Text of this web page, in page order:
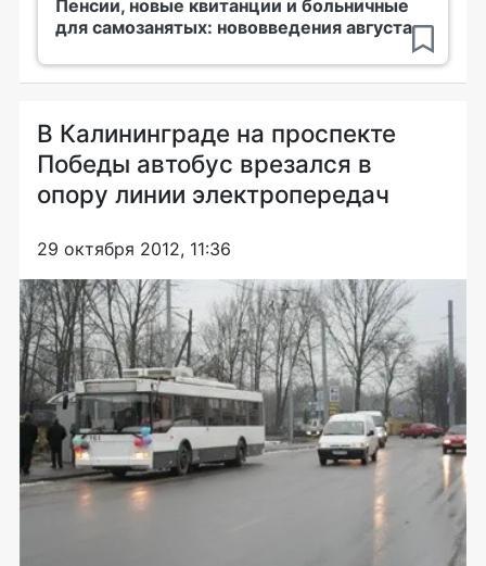
Пенсии, новые квитанции и больничные
для самозанятых: нововведения августа
В Калининграде на проспекте
Победы автобус врезался в
опору линии электропередач
29 октября 2012, 11:36